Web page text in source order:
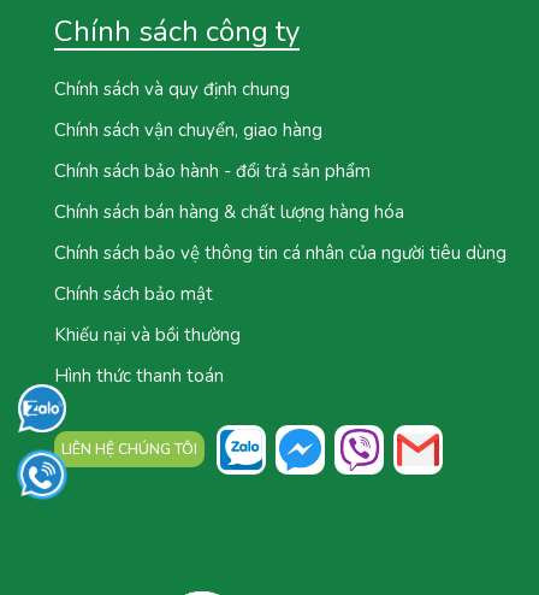
Chính sách công ty
Chính sách và quy định chung
Chính sách vận chuyển, giao hàng
Chính sách bảo hành - đổi trả sản phẩm
Chính sách bán hàng & chất lượng hàng hóa
Chính sách bảo vệ thông tin cá nhân của người tiêu dùng
Chính sách bảo mật
Khiếu nại và bồi thường
Hình thức thanh toán
LIÊN HỆ CHÚNG TÔI